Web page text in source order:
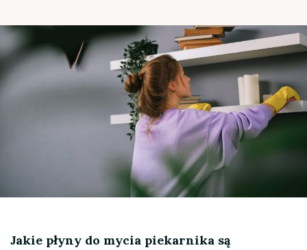
Jakie płyny do mycia piekarnika są